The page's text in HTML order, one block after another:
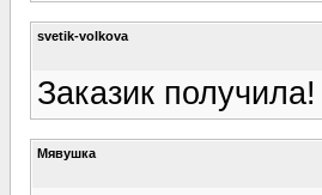
svetik-volkova
Заказик получила!
Мявушка